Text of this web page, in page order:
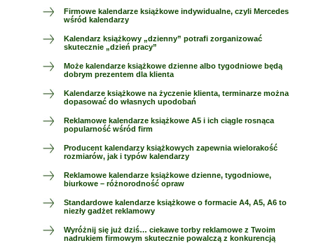
Firmowe kalendarze książkowe indywidualne, czyli Mercedes
wśród kalendarzy
Kalendarz książkowy „dzienny” potrafi zorganizować
skutecznie „dzień pracy”
Może kalendarze książkowe dzienne albo tygodniowe będą
dobrym prezentem dla klienta
Kalendarze książkowe na życzenie klienta, terminarze można
dopasować do własnych upodobań
Reklamowe kalendarze książkowe A5 i ich ciągle rosnąca
popularność wśród firm
Producent kalendarzy książkowych zapewnia wielorakość
rozmiarów, jak i typów kalendarzy
Reklamowe kalendarze książkowe dzienne, tygodniowe,
biurkowe – różnorodność opraw
Standardowe kalendarze książkowe o formacie A4, A5, A6 to
niezły gadżet reklamowy
Wyróżnij się już dziś… ciekawe torby reklamowe z Twoim
nadrukiem firmowym skutecznie powalczą z konkurencją